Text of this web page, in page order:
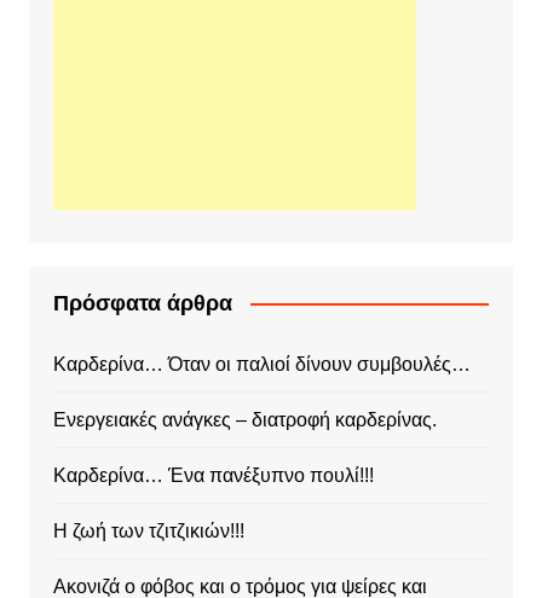
Πρόσφατα άρθρα
Καρδερίνα… Όταν οι παλιοί δίνουν συμβουλές…
Ενεργειακές ανάγκες – διατροφή καρδερίνας.
Καρδερίνα… Ένα πανέξυπνο πουλί!!!
Η ζωή των τζιτζικιών!!!
Ακονιζά ο φόβος και ο τρόμος για ψείρες και